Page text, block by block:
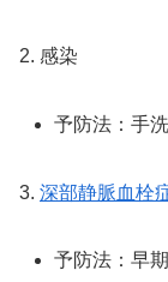
2. 感染
予防法：手
3. 深部静脈血栓
予防法：早